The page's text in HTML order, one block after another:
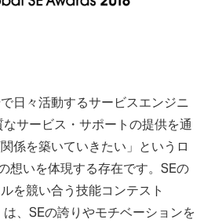
日々活動するサービスエンジニ
サービス・サポートの提供を通
係を築いていきたい」というロ
想いを体現する存在です。SEの
を競い合う技能コンテスト
は、SEの誇りやモチベーションを